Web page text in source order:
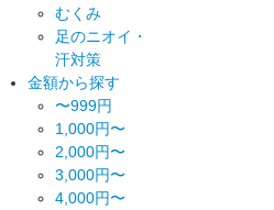
むくみ
足のニオイ・
汗対策
金額から探す
〜999円
1,000円〜
2,000円〜
3,000円〜
4,000円〜